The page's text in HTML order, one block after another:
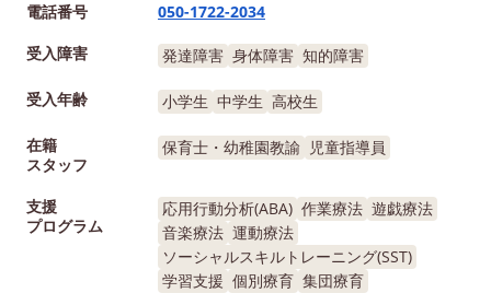
電話番号
050-1722-2034
受入障害
発達障害 身体障害 知的障害
受入年齢 小学生 中学生 高校生
在籍
スタッフ
保育士・幼稚園教諭 児童指導員
支援
プログラム
応用行動分析(ABA) 作業療法 遊戯療法
音楽療法 運動療法
ソーシャルスキルトレーニング(SST)
学習支援 個別療育 集団療育